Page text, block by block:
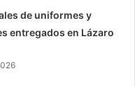
de uniformes y
entregados en Lázaro